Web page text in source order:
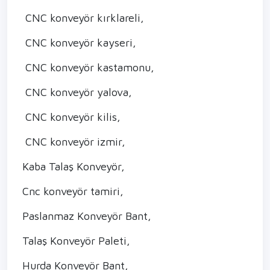
CNC konveyör kırklareli,
CNC konveyör kayseri,
CNC konveyör kastamonu,
CNC konveyör yalova,
CNC konveyör kilis,
CNC konveyör izmir,
Kaba Talaş Konveyör,
Cnc konveyör tamiri,
Paslanmaz Konveyör Bant,
Talaş Konveyör Paleti,
Hurda Konveyör Bant,